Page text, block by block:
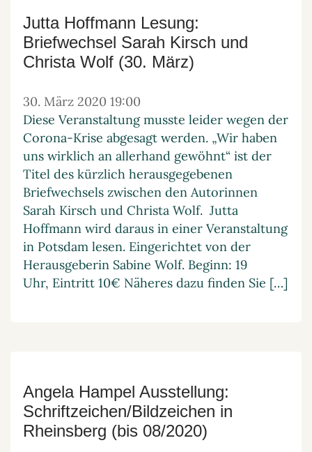
Jutta Hoffmann Lesung:
Briefwechsel Sarah Kirsch und
Christa Wolf (30. März)
30. März 2020 19:00
Diese Veranstaltung musste leider wegen der
Corona-Krise abgesagt werden. „Wir haben
uns wirklich an allerhand gewöhnt“ ist der
Titel des kürzlich herausgegebenen
Briefwechsels zwischen den Autorinnen
Sarah Kirsch und Christa Wolf. Jutta
Hoffmann wird daraus in einer Veranstaltung
in Potsdam lesen. Eingerichtet von der
Herausgeberin Sabine Wolf. Beginn: 19
Uhr, Eintritt 10€ Näheres dazu finden Sie […]
Angela Hampel Ausstellung:
Schriftzeichen/Bildzeichen in
Rheinsberg (bis 08/2020)